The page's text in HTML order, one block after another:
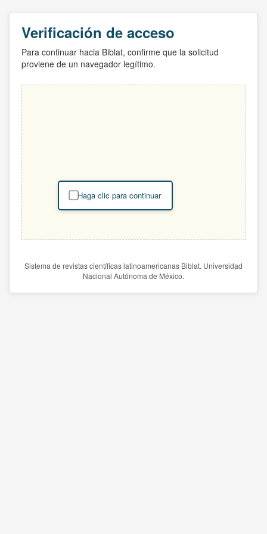
Verificación de acceso
Para continuar hacia Biblat, confirme que la solicitud
proviene de un navegador legítimo.
Haga clic para continuar
Sistema de revistas científicas latinoamericanas Biblat. Universidad
Nacional Autónoma de México.